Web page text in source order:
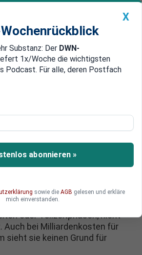
DWN: Geldanlage Premium
DWN-Magazin China
Warum niedrige
leben mit kleinen Renten –
Rentenpräsidentin Gundula
warnt vor verzerrten Bildern.
stecken oft kurze
oder Teilzeitphasen, nicht
Auch bei Milliardenkosten für
sieht sie keinen Grund für
X
Substanz: Der DWN-
1x/Woche die wichtigsten
Podcast. Für alle, deren Postfach
abonnieren »
sowie die AGB gelesen und erkläre
mich einverstanden.